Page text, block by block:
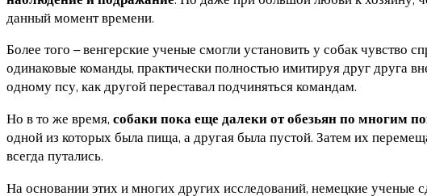
данный момент времени.
Более того – венгерские ученые смогли установить у собак чувство
одинаковые команды, практически полностью имитируя друг друга
одному псу, как другой переставал подчиняться командам.
Но в то же время, собаки пока еще далеки от обезьян по многим
одной из которых была пища, а другая была пустой. Затем их
всегда путались.
На основании этих и многих других исследований, немецкие ученые